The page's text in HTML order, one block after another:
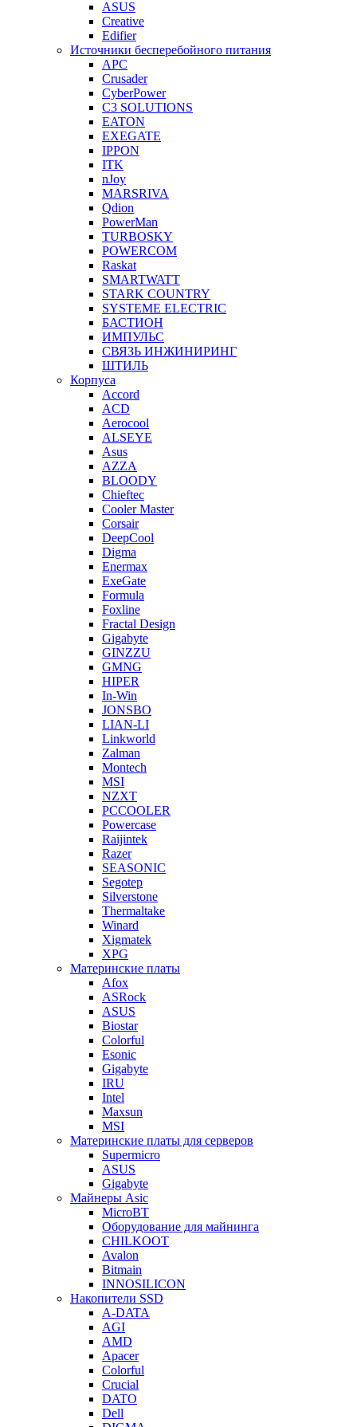
ASUS
Creative
Edifier
Источники бесперебойного питания
APC
Crusader
CyberPower
C3 SOLUTIONS
EATON
EXEGATE
IPPON
ITK
nJoy
MARSRIVA
Qdion
PowerMan
TURBOSKY
POWERCOM
Raskat
SMARTWATT
STARK COUNTRY
SYSTEME ELECTRIC
БАСТИОН
ИМПУЛЬС
СВЯЗЬ ИНЖИНИРИНГ
ШТИЛЬ
Корпуса
Accord
ACD
Aerocool
ALSEYE
Asus
AZZA
BLOODY
Chieftec
Cooler Master
Corsair
DeepCool
Digma
Enermax
ExeGate
Formula
Foxline
Fractal Design
Gigabyte
GINZZU
GMNG
HIPER
In-Win
JONSBO
LIAN-LI
Linkworld
Zalman
Montech
MSI
NZXT
PCCOOLER
Powercase
Raijintek
Razer
SEASONIC
Segotep
Silverstone
Thermaltake
Winard
Xigmatek
XPG
Материнские платы
Afox
ASRock
ASUS
Biostar
Colorful
Esonic
Gigabyte
IRU
Intel
Maxsun
MSI
Материнские платы для серверов
Supermicro
ASUS
Gigabyte
Майнеры Asic
MicroBT
Оборудование для майнинга
CHILKOOT
Avalon
Bitmain
INNOSILICON
Накопители SSD
A-DATA
AGI
AMD
Apacer
Colorful
Crucial
DATO
Dell